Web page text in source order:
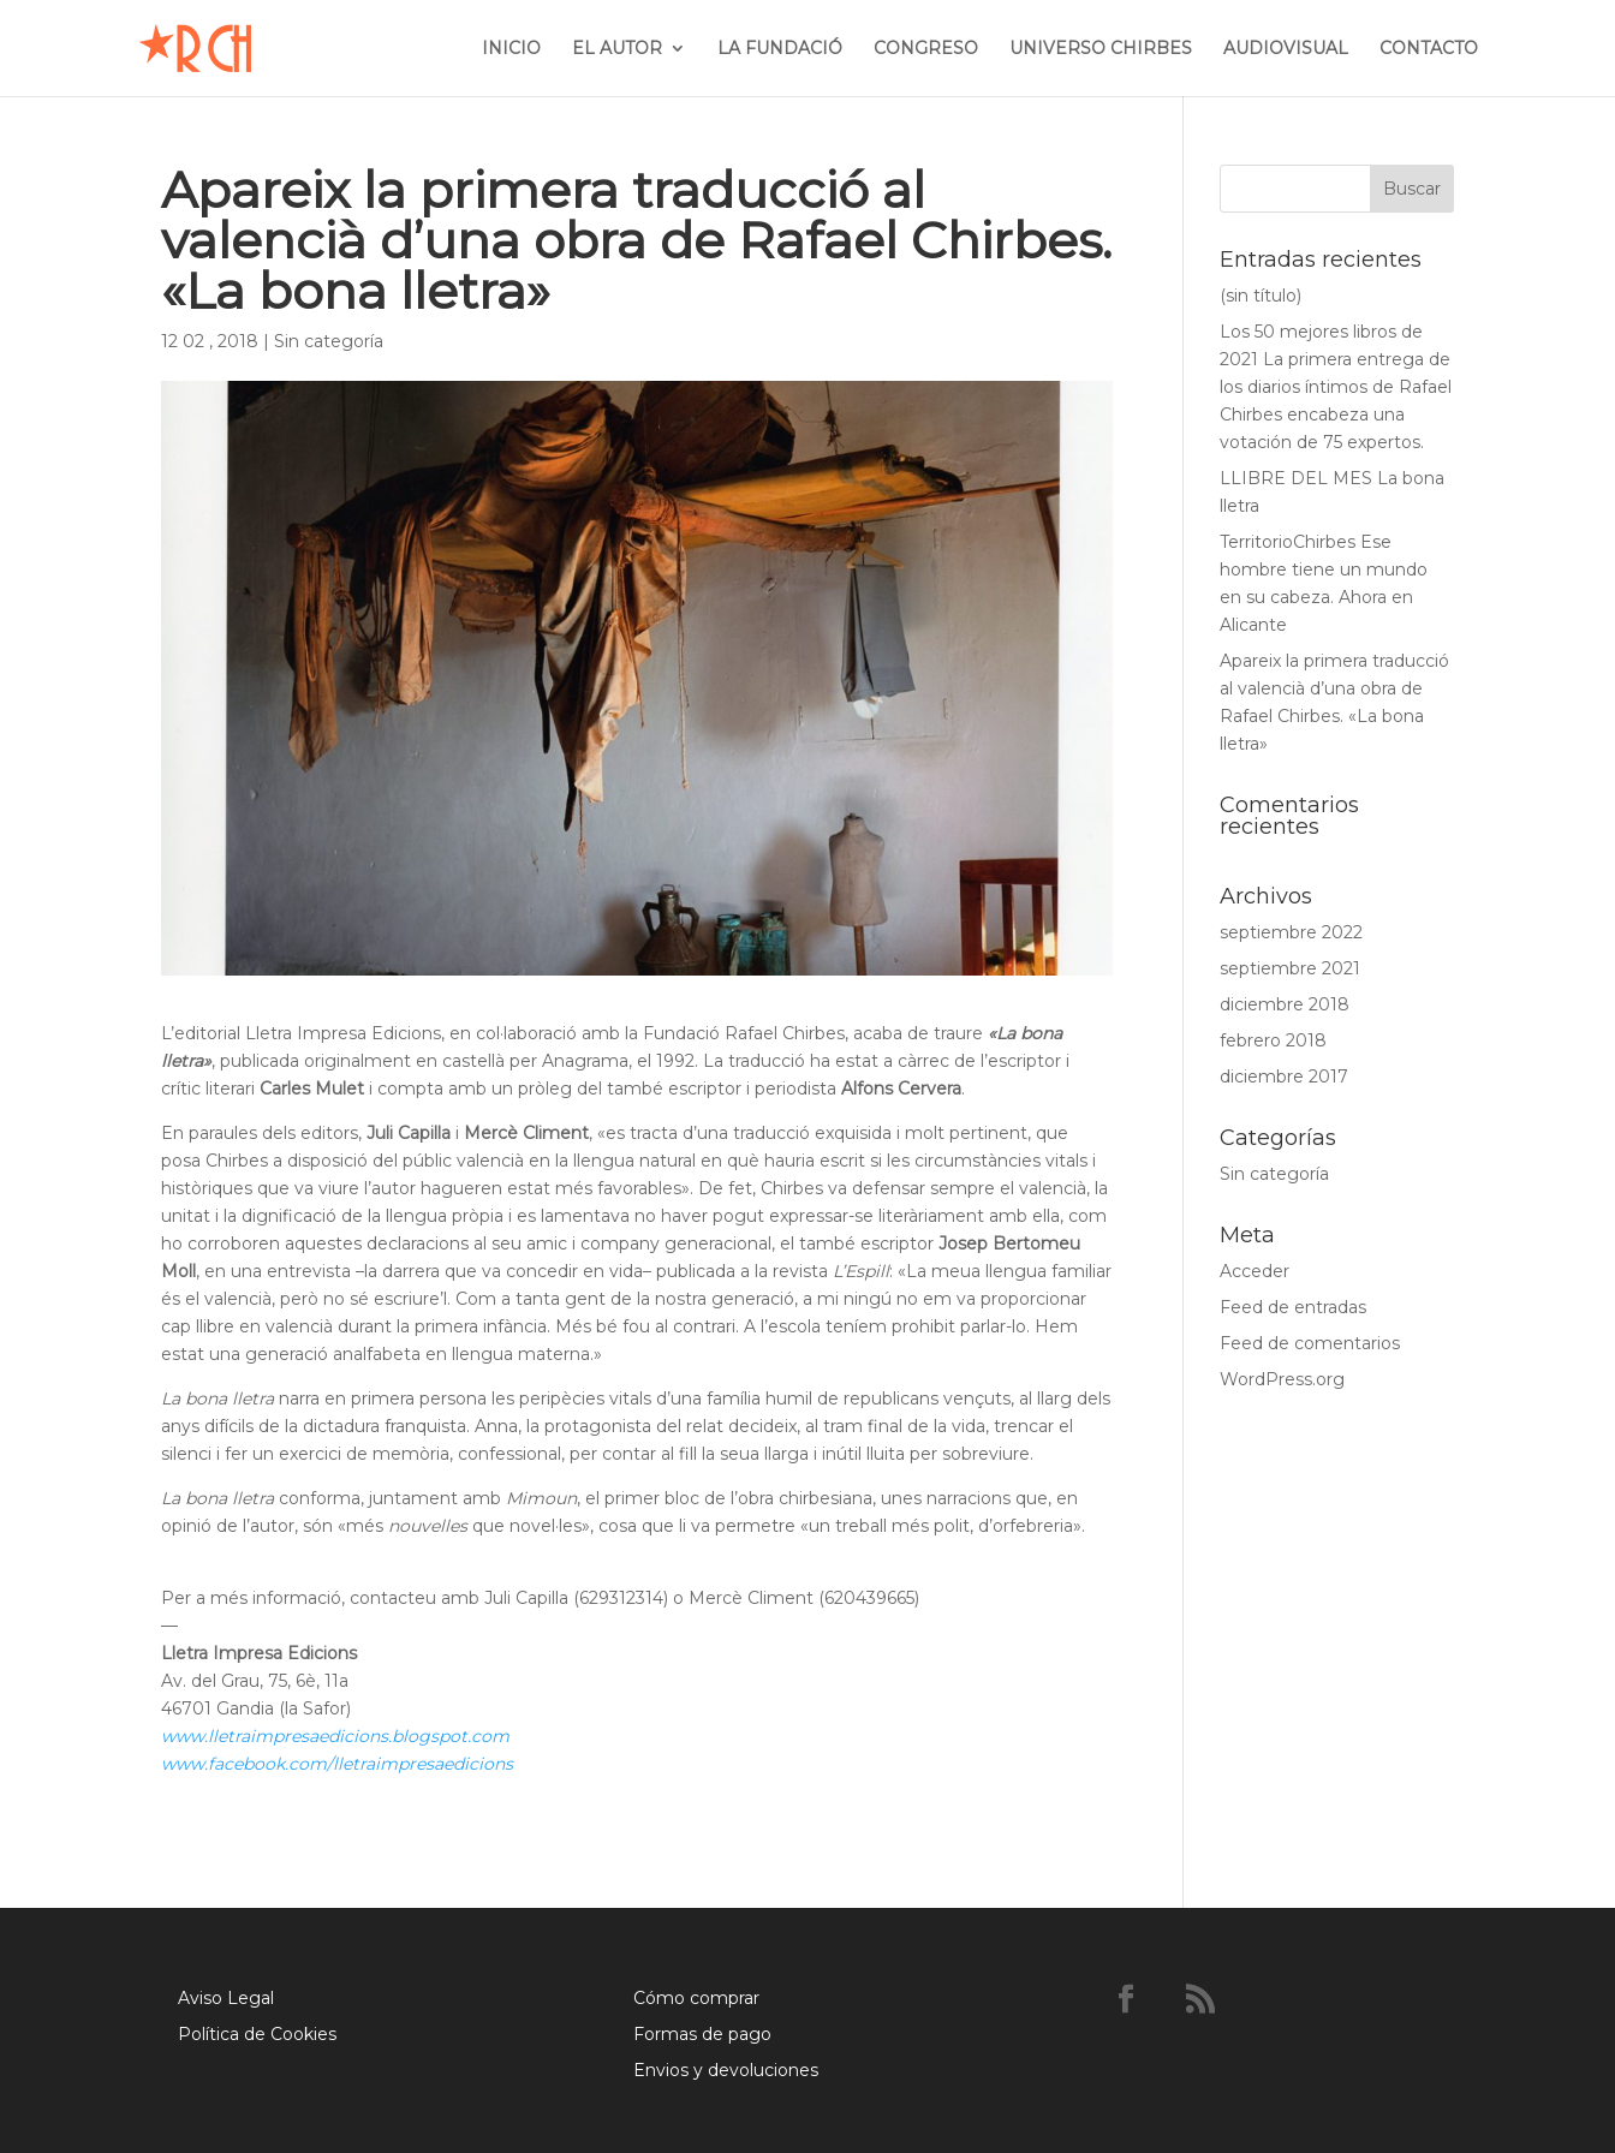
INICIO EL AUTOR LA FUNDACIÓ CONGRESO UNIVERSO CHIRBES AUDIOVISUAL CONTACTO
Apareix la primera traducció al
valencià d’una obra de Rafael Chirbes.
«La bona lletra»
12 02 , 2018 |Sin categoría
L’editorial Lletra Impresa Edicions, en col·laboració amb la Fundació Rafael Chirbes, acaba de traure «La bona
lletra», publicada originalment en castellà per Anagrama, el 1992. La traducció ha estat a càrrec de l’escriptor i
crític literari Carles Mulet i compta amb un pròleg del també escriptor i periodistaAlfons Cervera.
En paraules dels editors,Juli Capilla i Mercè Climent, «es tracta d’una traducció exquisida i molt pertinent, que
posa Chirbes a disposició del públic valencià en la llengua natural en què hauria escrit si les circumstàncies vitals i
històriques que va viure l’autor hagueren estat més favorables». De fet, Chirbes va defensar sempre el valencià, la
unitat i la dignificació de la llengua pròpia i es lamentava no haver pogut expressar-se literàriament amb ella, com
ho corroboren aquestes declaracions al seu amic i company generacional, el també escriptorJosep Bertomeu
Moll, en una entrevista –la darrera que va concedir en vida– publicada a la revista L’Espill: «La meua llengua familiar
és el valencià, però no sé escriure’l. Com a tanta gent de la nostra generació, a mi ningú no em va proporcionar
cap llibre en valencià durant la primera infància. Més bé fou al contrari. A l’escola teníem prohibit parlar-lo. Hem
estat una generació analfabeta en llengua materna.»
La bona lletranarra en primera persona les peripècies vitals d’una família humil de republicans vençuts, al llarg dels
anys difícils de la dictadura franquista. Anna, la protagonista del relat decideix, al tram final de la vida, trencar el
silenci i fer un exercici de memòria, confessional, per contar al fill la seua llarga i inútil lluita per sobreviure.
La bona lletraconforma, juntament amb Mimoun, el primer bloc de l’obra chirbesiana, unes narracions que, en
opinió de l’autor, són «més nouvellesque novel·les», cosa que li va permetre «un treball més polit, d’orfebreria».
Per a més informació, contacteu amb Juli Capilla (629312314) o Mercè Climent (620439665)
—
Lletra Impresa Edicions
Av. del Grau, 75, 6è, 11a
46701 Gandia (la Safor)
www.lletraimpresaedicions.blogspot.com
www.facebook.com/lletraimpresaedicions
Entradas recientes
(sin título)
Los 50 mejores libros de
2021 La primera entrega de
los diarios íntimos de Rafael
Chirbes encabeza una
votación de 75 expertos.
LLIBRE DEL MES La bona
lletra
TerritorioChirbes Ese
hombre tiene un mundo
en su cabeza. Ahora en
Alicante
Apareix la primera traducció
al valencià d’una obra de
Rafael Chirbes. «La bona
lletra»
Comentarios
recientes
Archivos
septiembre 2022
septiembre 2021
diciembre 2018
febrero 2018
diciembre 2017
Categorías
Sin categoría
Meta
Acceder
Feed de entradas
Feed de comentarios
WordPress.org
Aviso Legal
Política de Cookies
Cómo comprar
Formas de pago
Envios y devoluciones